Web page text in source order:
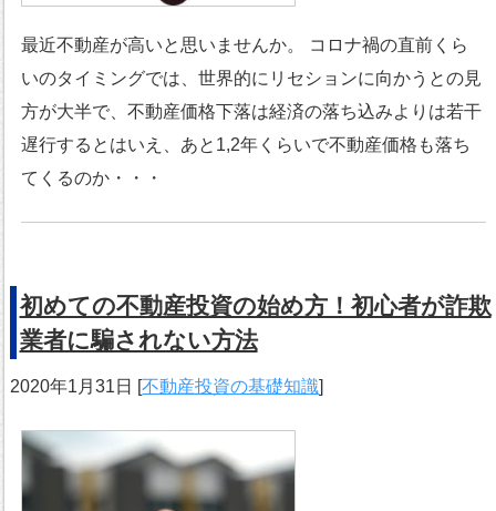
最近不動産が高いと思いませんか。 コロナ禍の直前くら
いのタイミングでは、世界的にリセションに向かうとの見
方が大半で、不動産価格下落は経済の落ち込みよりは若干
遅行するとはいえ、あと1,2年くらいで不動産価格も落ち
てくるのか・・・
初めての不動産投資の始め方！初心者が詐欺
業者に騙されない方法
2020年1月31日 [不動産投資の基礎知識]